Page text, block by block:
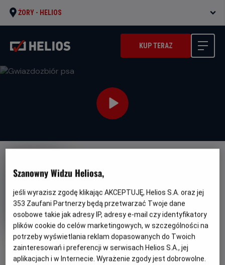
ŻORY - HELIOS
KUP TERAZ
OBSERWUJ
Gwiazdozbiór psa
Oryginalny
tytuł
The Dog Stars Gatunek
Akcja
Minimalny
wiek
Od 13 lat
Czas
trwania
119 min
Kraj
i
rok
produkcji
USA (2026)
Szanowny Widzu Heliosa,
jeśli wyrazisz zgodę klikając AKCEPTUJĘ, Helios S.A. oraz jej
353 Zaufani Partnerzy będą przetwarzać Twoje dane
osobowe takie jak adresy IP, adresy e-mail czy identyfikatory
plików cookie do celów marketingowych, w szczególności na
potrzeby wyświetlania reklam dopasowanych do Twoich
zainteresowań i preferencji w serwisach Helios S.A., jej
aplikacjach i w Internecie. Wyrażenie zgody jest dobrowolne.